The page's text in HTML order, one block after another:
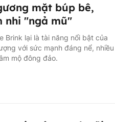
mặt búp bê,
nhi "ngả mũ"
Brink lại là tài năng nổi bật của
với sức mạnh đáng nể, nhiều
mộ đông đảo.